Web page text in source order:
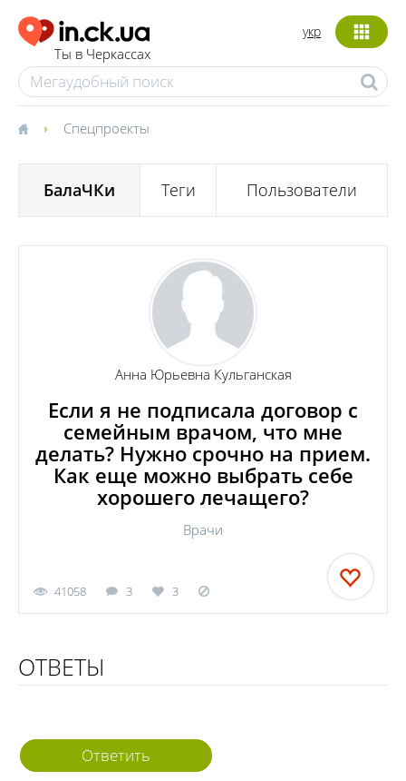
Ты в Черкассах
укр
Спецпроекты
БалаЧКи Теги Пользователи
Анна Юрьевна Кульганская
Если я не подписала договор с
семейным врачом, что мне
делать? Нужно срочно на прием.
Как еще можно выбрать себе
хорошего лечащего?
Врачи
41058 3 3
ОТВЕТЫ
Ответить